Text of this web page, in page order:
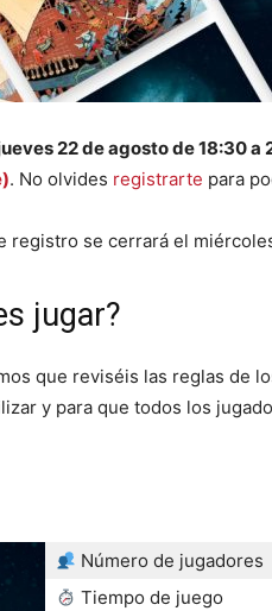
22 de agostode 18:30 a
. No olvides registrarte para
registro se cerrará el
jugar?
que reviséis las reglas de
y para que todos los
Número de jugadores
Tiempo de juego